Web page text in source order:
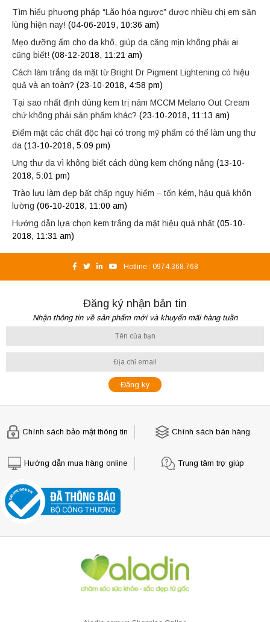
Tìm hiểu phương pháp “Lão hóa ngược” được nhiều chị em săn
lùng hiện nay! (04-06-2019, 10:36 am)
Mẹo dưỡng ẩm cho da khô, giúp da căng mịn không phải ai
cũng biết! (08-12-2018, 11:21 am)
Cách làm trắng da mặt từ Bright Dr Pigment Lightening có hiệu
quả và an toàn? (23-10-2018, 4:58 pm)
Tại sao nhất định dùng kem trị nám MCCM Melano Out Cream
chứ không phải sản phẩm khác? (23-10-2018, 11:13 am)
Điểm mặt các chất độc hại có trong mỹ phẩm có thể làm ung thư
da (13-10-2018, 5:09 pm)
Ung thư da vì không biết cách dùng kem chống nắng (13-10-
2018, 5:01 pm)
Trào lưu làm đẹp bất chấp nguy hiểm – tốn kém, hậu quả khôn
lường (06-10-2018, 11:00 am)
Hướng dẫn lựa chọn kem trắng da mặt hiệu quả nhất (05-10-
2018, 11:31 am)
Hotline : 0974.368.768
Đăng ký nhận bản tin
Nhận thông tin về sản phẩm mới và khuyến mãi hàng tuần
Chính sách bảo mật thông tin Chính sách bán hàng
Hướng dẫn mua hàng online Trung tâm trợ giúp